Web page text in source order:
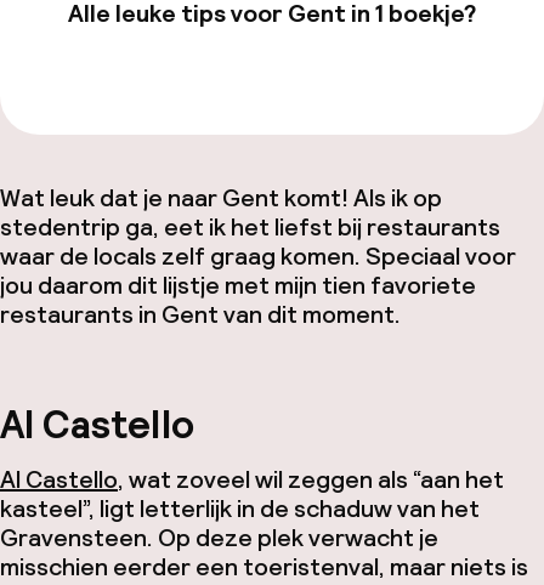
Alle leuke tips voor Gent in 1 boekje?
Wat leuk dat je naar Gent komt! Als ik op
stedentrip ga, eet ik het liefst bij restaurants
waar de locals zelf graag komen. Speciaal voor
jou daarom dit lijstje met mijn tien favoriete
restaurants in Gent van dit moment.
Al Castello
Al Castello, wat zoveel wil zeggen als “aan het
kasteel”, ligt letterlijk in de schaduw van het
Gravensteen. Op deze plek verwacht je
misschien eerder een toeristenval, maar niets is